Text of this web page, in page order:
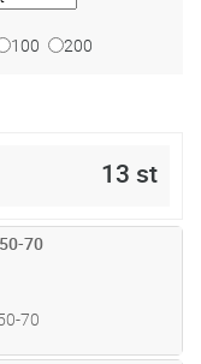
100 200
13 st
70
70